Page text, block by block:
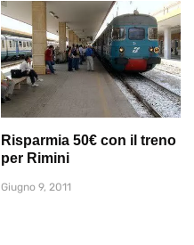
Risparmia 50€ con il treno
per Rimini
Giugno 9, 2011